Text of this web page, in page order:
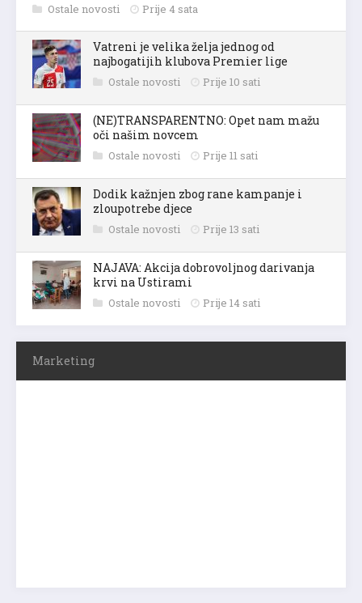
Ostale novosti Prije 4 sata
Vatreni je velika želja jednog od
najbogatijih klubova Premier lige
Ostale novosti Prije 10 sati
(NE)TRANSPARENTNO: Opet nam mažu
oči našim novcem
Ostale novosti Prije 11 sati
Dodik kažnjen zbog rane kampanje i
zloupotrebe djece
Ostale novosti Prije 13 sati
NAJAVA: Akcija dobrovoljnog darivanja
krvi na Ustirami
Ostale novosti Prije 14 sati
Marketing